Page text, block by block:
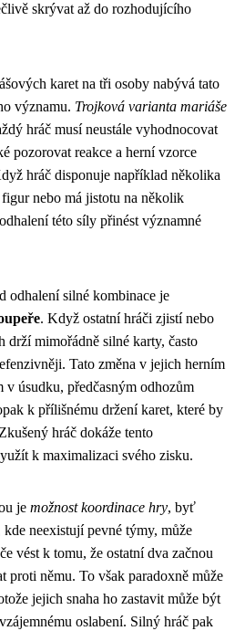
skrývat až do rozhodujícího
karet na tři osoby nabývá tato
významu. Trojková varianta mariáše
hráč musí neustále vyhodnocovat
pozorovat reakce a herní vzorce
hráč disponuje například několika
nebo má jistotu na několik
této síly přinést významné
odhalení silné kombinace je
. Když ostatní hráči zjistí nebo
drží mimořádně silné karty, často
Tato změna v jejich herním
v úsudku, předčasným odhozům
k přílišnému držení karet, které by
hráč dokáže tento
k maximalizaci svého zisku.
je možnost koordinace hry, byť
neexistují pevné týmy, může
vést k tomu, že ostatní dva začnou
proti němu. To však paradoxně může
jejich snaha ho zastavit může být
oslabení. Silný hráč pak